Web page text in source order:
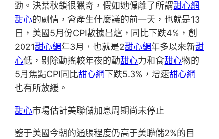
勁。決葉秋鎖很獵奇，假如她偏離了所謂甜心網
甜心的劇情，會產生什麼議的前一天，也就是13
日，美國5月份CPI數據出爐，同比下跌4%，創
2021甜心網年3月，也就是2甜心網年多以來新甜
心低，剔除動搖較年夜的動甜心力和食甜心物的
5月焦點CPI同比甜心網下跌5.3%，增速甜心網
也有所放緩。
甜心市場估計美聯儲加息周期尚未停止
鑒于美國今朝的通脹程度仍高于美聯儲2%的目